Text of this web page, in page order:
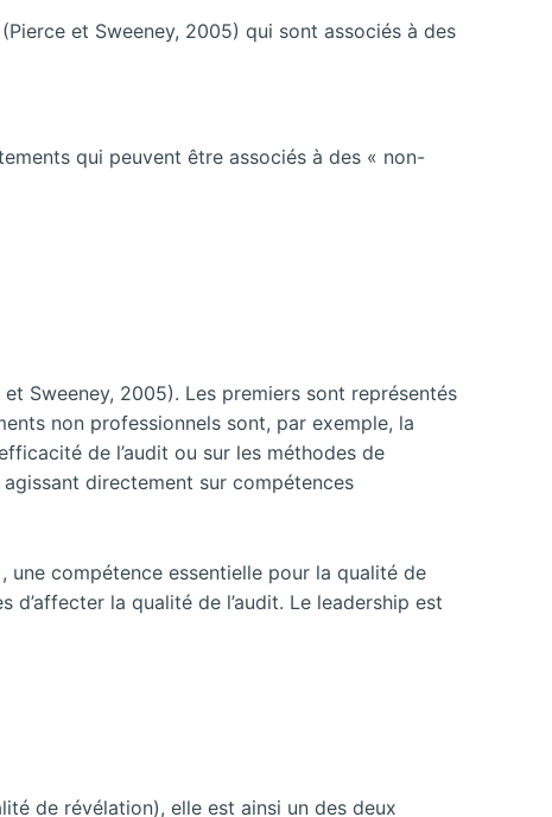
et Sweeney, 2005) qui sont associés à des
qui peuvent être associés à des « non-
Sweeney, 2005). Les premiers sont représentés
non professionnels sont, par exemple, la
de l’audit ou sur les méthodes de
directement sur compétences
une compétence essentielle pour la qualité de
d’affecter la qualité de l’audit. Le leadership est
de révélation), elle est ainsi un des deux